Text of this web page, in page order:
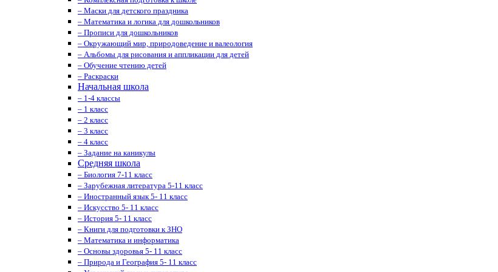
– Маски для детского праздника
– Математика и логика для дошкольников
– Прописи для дошкольников
– Окружающий мир, природоведение и валеология
– Альбомы для рисования и аппликации для детей
– Обучение чтению детей
– Раскраски
Начальная школа
– 1-4 классы
– 1 класс
– 2 класс
– 3 класс
– 4 класс
– Задание на каникулы
Средняя школа
– Биология 7-11 класс
– Зарубежная литература 5-11 класс
– Иностранный язык 5- 11 класс
– Искусство 5- 11 класс
– История 5- 11 класс
– Книги для подготовки к ЗНО
– Математика и информатика
– Основы здоровья 5- 11 класс
– Природа и География 5- 11 класс